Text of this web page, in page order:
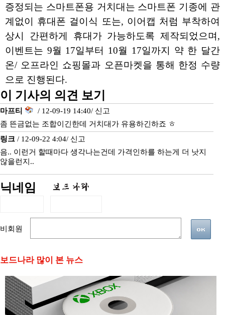
증정되는 스마트폰용 거치대는 스마트폰 기종에 관
계없이 휴대폰 걸이식 또는, 이어캡 처럼 부착하여
상시 간편하게 휴대가 가능하도록 제작되었으며,
이벤트는 9월 17일부터 10월 17일까지 약 한 달간
온/ 오프라인 쇼핑몰과 오픈마켓을 통해 한정 수량
으로 진행된다.
이 기사의 의견 보기
마프티 / 12-09-19 14:40/ 신고
좀 뜬금없는 조합이긴한데 거치대가 유용하긴하죠 ㅎ
링크 / 12-09-22 4:04/ 신고
음.. 이런거 할때마다 생각나는건데 가격인하를 하는게 더 낫지
않을런지..
닉네임
비회원
보드나라 많이 본 뉴스